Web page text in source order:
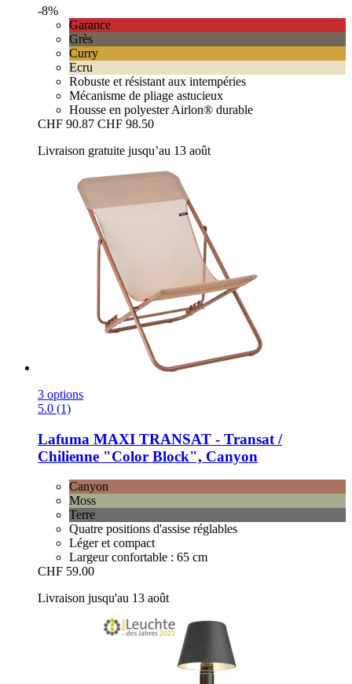
-8%
Garance
Grès
Curry
Ecru
Robuste et résistant aux intempéries
Mécanisme de pliage astucieux
Housse en polyester Airlon® durable
CHF 90.87 CHF 98.50
Livraison gratuite jusqu’au 13 août
3 options
5.0 (1)
Lafuma MAXI TRANSAT -​ Transat /
Chilienne "Color Block", Canyon
Canyon
Moss
Terre
Quatre positions d'assise réglables
Léger et compact
Largeur confortable : 65 cm
CHF 59.00
Livraison jusqu'au 13 août